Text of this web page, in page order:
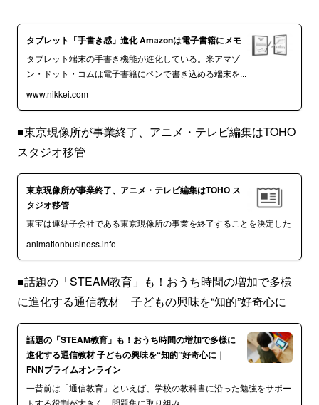
タブレット「手書き感」進化 Amazonは電子書籍にメモ
タブレット端末の手書き機能が進化している。米アマゾ
ン・ドット・コムは電子書籍にペンで書き込める端末を...
www.nikkei.com
■東京現像所が事業終了、アニメ・テレビ編集はTOHO
スタジオ移管
東京現像所が事業終了、アニメ・テレビ編集はTOHO ス
タジオ移管
東宝は連結子会社である東京現像所の事業を終了することを決定した
animationbusiness.info
■話題の「STEAM教育」も！おうち時間の増加で多様
に進化する通信教材 子どもの興味を“知的”好奇心に
話題の「STEAM教育」も！おうち時間の増加で多様に
進化する通信教材 子どもの興味を“知的”好奇心に｜
FNNプライムオンライン
一昔前は「通信教育」といえば、学校の教科書に沿った勉強をサポー
トする役割が大きく、問題集に取り組み、...